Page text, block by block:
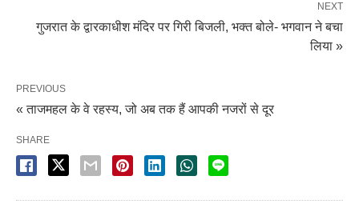
NEXT
गुजरात के द्वारकाधीश मंदिर पर गिरी बिजली, भक्त बोले- भगवान ने बचा
लिया »
PREVIOUS
« ताजमहल के वे रहस्य, जो अब तक हैं आपकी नजरों से दूर
SHARE